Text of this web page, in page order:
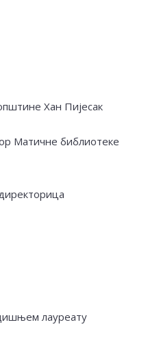
Хан Пијесак
Матичне библиотеке
лауреату